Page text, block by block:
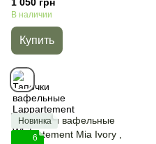
В наличии
Купить
Новинка
6